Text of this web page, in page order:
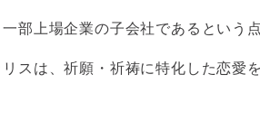
部上場企業の子会社であるという
スは、祈願・祈祷に特化した恋愛